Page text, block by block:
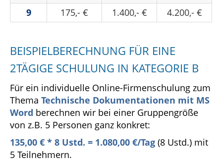
9
175,- € 1.400,- € 4.200,- €
BEISPIELBERECHNUNG FÜR EINE
2TÄGIGE SCHULUNG IN KATEGORIE B
Für ein individuelle Online-Firmenschulung zum
Thema Technische Dokumentationen mit MS
Word berechnen wir bei einer Gruppengröße
von z.B. 5 Personen ganz konkret:
135,00 € * 8 Ustd. = 1.080,00 €/Tag (8 Ustd.) mit
5 Teilnehmern.